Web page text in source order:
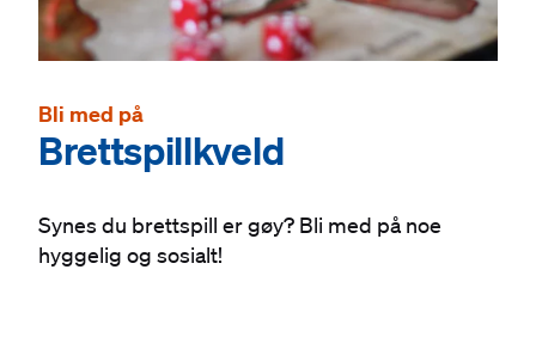
Bli med på
Brettspillkveld
Synes du brettspill er gøy? Bli med på noe
hyggelig og sosialt!